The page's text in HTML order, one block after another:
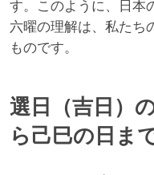
す。このように、日本
六曜の理解は、私たち
ものです。
選日（吉日）
ら己巳の日ま